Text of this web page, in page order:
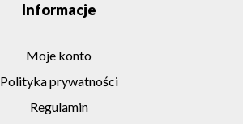
Informacje
Moje konto
Polityka prywatności
Regulamin